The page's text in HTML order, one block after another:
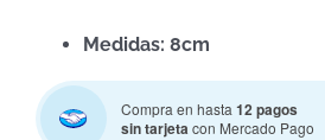
Medidas: 8cm
Compra en hasta 12 pagos
sin tarjetacon Mercado Pago